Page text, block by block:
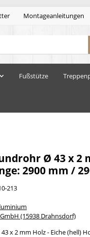
Montageanleitungen
Fußstütze
Ø 43 x 2
2900 mm /
213
(15938 Drahnsdorf)
x 2 mm Holz - Eiche (hell)